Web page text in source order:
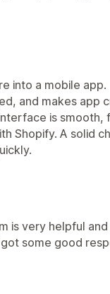
into a mobile app.
and makes app
is smooth,
Shopify. A solid
is very helpful
some good